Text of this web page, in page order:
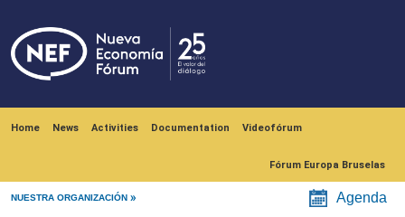
Home News Activities Documentation Videofórum
Fórum Europa Bruselas
NUESTRA ORGANIZACIÓN Agenda
Menú noticias